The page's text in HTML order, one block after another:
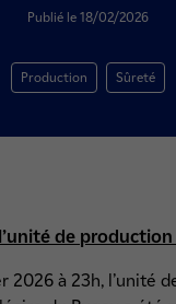
Publié le 18/02/2026
Production Sûreté
de production
2026 à 23h, l’unité